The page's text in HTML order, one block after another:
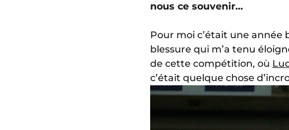
nous ce souvenir…
Pour moi c’était une année
blessure qui m’a tenu
de cette compétition, où
c’était quelque chose